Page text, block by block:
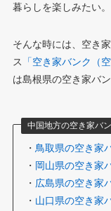
暮らしを楽しみたい。
そんな時には、空き
ス
「空き家バンク（
は島根県の空き家バ
中国地方の空き家バ
・鳥取県の空き家
・ 岡山県の空き家
・ 広島県の空き家
・ 山口県の空き家